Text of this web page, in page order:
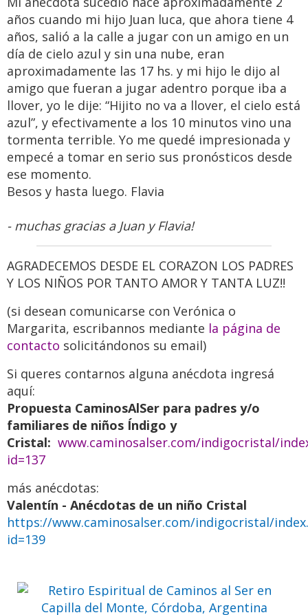
años cuando mi hijo Juan luca, que ahora tiene 4
años, salió a la calle a jugar con un amigo en un
día de cielo azul y sin una nube, eran
aproximadamente las 17 hs. y mi hijo le dijo al
amigo que fueran a jugar adentro porque iba a
llover, yo le dije: “Hijito no va a llover, el cielo está
azul”, y efectivamente a los 10 minutos vino una
tormenta terrible. Yo me quedé impresionada y
empecé a tomar en serio sus pronósticos desde
ese momento.
Besos y hasta luego. Flavia
- muchas gracias a Juan y Flavia!
AGRADECEMOS DESDE EL CORAZON LOS PADRES
Y LOS NIÑOS POR TANTO AMOR Y TANTA LUZ!!
(si desean comunicarse con Verónica o
Margarita, escribannos mediante la página de
contacto solicitándonos su email)
Si queres contarnos alguna anécdota ingresá
aquí:
Propuesta CaminosAlSer para padres y/o
familiares de niños Índigo y
Cristal: www.caminosalser.com/indigocristal/
id=137
más anécdotas:
Valentín - Anécdotas de un niño Cristal
https://www.caminosalser.com/indigocristal/
id=139
Retiro Espiritual de Caminos al
Ser en Capilla del Monte,
Córdoba, Argentina
Previo